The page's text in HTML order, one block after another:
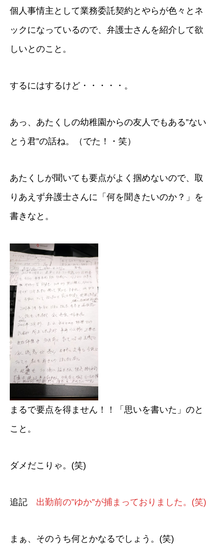
個人事情主として業務委託契約とやらが色々とネ
ックになっているので、弁護士さんを紹介して欲
しいとのこと。
するにはするけど・・・・・。
あっ、あたくしの幼稚園からの友人でもある”ない
とう君”の話ね。（でた！・笑）
あたくしが聞いても要点がよく掴めないので、取
りあえず弁護士さんに「何を聞きたいのか？」を
書きなと。
まるで要点を得ません！！「思いを書いた」のと
こと。
ダメだこりゃ。(笑)
追記 出勤前の”ゆか”が捕まっておりました。(笑)
まぁ、そのうち何とかなるでしょう。(笑)